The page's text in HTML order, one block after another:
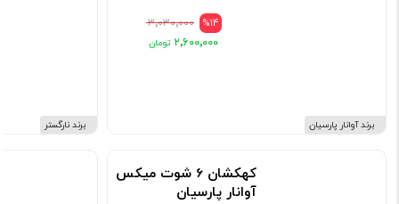
برند آوانار پارسیان
%14 ۳٬۰۳۰٬۰۰۰
۲٬۶۰۰٬۰۰۰
کهکشان 6 شوت میکس
آوانار پارسیان
برند نارگستر